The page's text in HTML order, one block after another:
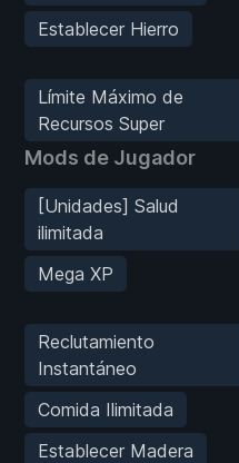
Establecer Hierro
Límite Máximo de
Recursos Super
Mods de Jugador
[Unidades] Salud
ilimitada
Mega XP
Reclutamiento
Instantáneo
Comida Ilimitada
Establecer Madera